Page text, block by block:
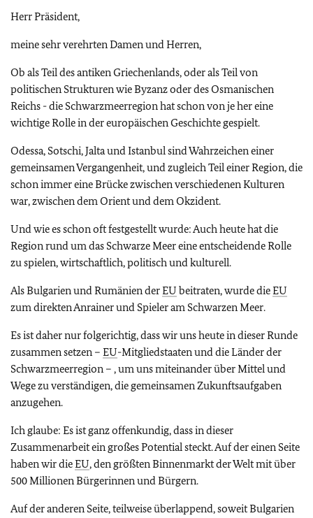
Herr Präsident,
meine sehr verehrten Damen und Herren,
Ob als Teil des antiken Griechenlands, oder als Teil von
politischen Strukturen wie Byzanz oder des Osmanischen
Reichs - die Schwarzmeerregion hat schon von je her eine
wichtige Rolle in der europäischen Geschichte gespielt.
Odessa, Sotschi, Jalta und Istanbul sind Wahrzeichen einer
gemeinsamen Vergangenheit, und zugleich Teil einer Region, die
schon immer eine Brücke zwischen verschiedenen Kulturen
war, zwischen dem Orient und dem Okzident.
Und wie es schon oft festgestellt wurde: Auch heute hat die
Region rund um das Schwarze Meer eine entscheidende Rolle
zu spielen, wirtschaftlich, politisch und kulturell.
Als Bulgarien und Rumänien derEU beitraten, wurde dieEU
zum direkten Anrainer und Spieler am Schwarzen Meer.
Es ist daher nur folgerichtig, dass wir uns heute in dieser Runde
zusammen setzen – EU-Mitgliedstaaten und die Länder der
Schwarzmeerregion – , um uns miteinander über Mittel und
Wege zu verständigen, die gemeinsamen Zukunftsaufgaben
anzugehen.
Ich glaube: Es ist ganz offenkundig, dass in dieser
Zusammenarbeit ein großes Potential steckt. Auf der einen Seite
haben wir dieEU, den größten Binnenmarkt der Welt mit über
500 Millionen Bürgerinnen und Bürgern.
Auf der anderen Seite, teilweise überlappend, soweit Bulgarien